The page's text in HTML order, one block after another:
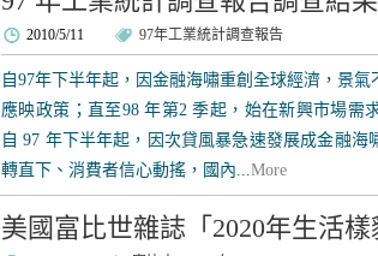
2010/5/11 97年工業統計調查報告
自97年下半年起，因金融海嘯重創全球經濟，景
應映政策；直至98 年第2 季起，始在新興市場需
自 97 年下半年起，因次貸風暴急速發展成金融海
轉直下、消費者信心動搖，國內...More
美國富比世雜誌「2020年生活樣